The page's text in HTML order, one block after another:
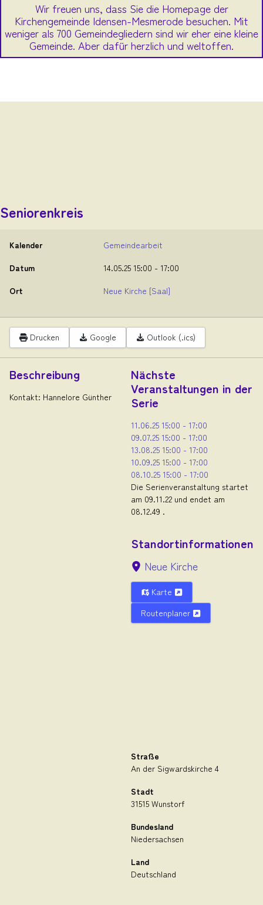
Wir freuen uns, dass Sie die Homepage der
Kirchengemeinde Idensen-Mesmerode besuchen. Mit
weniger als 700 Gemeindegliedern sind wir eher eine kleine
Gemeinde. Aber dafür herzlich und weltoffen.
Seniorenkreis
Kalender
Gemeindearbeit
Datum
14.05.25 15:00 - 17:00
Ort
Neue Kirche [Saal]
Drucken Google Outlook (.ics)
Beschreibung
Kontakt: Hannelore Günther
Nächste
Veranstaltungen in der
Serie
11.06.25 15:00 - 17:00
09.07.25 15:00 - 17:00
13.08.25 15:00 - 17:00
10.09.25 15:00 - 17:00
08.10.25 15:00 - 17:00
Die Serienveranstaltung startet
am 09.11.22 und endet am
08.12.49 .
Standortinformationen
Neue Kirche
Karte
Routenplaner
Straße
An der Sigwardskirche 4
Stadt
31515 Wunstorf
Bundesland
Niedersachsen
Land
Deutschland